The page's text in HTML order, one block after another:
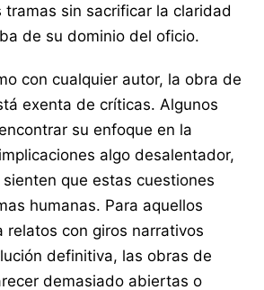
sin sacrificar la claridad
de su dominio del oficio.
con cualquier autor, la obra de
exenta de críticas. Algunos
su enfoque en la
algo desalentador,
que estas cuestiones
humanas. Para aquellos
relatos con giros narrativos
definitiva, las obras de
demasiado abiertas o